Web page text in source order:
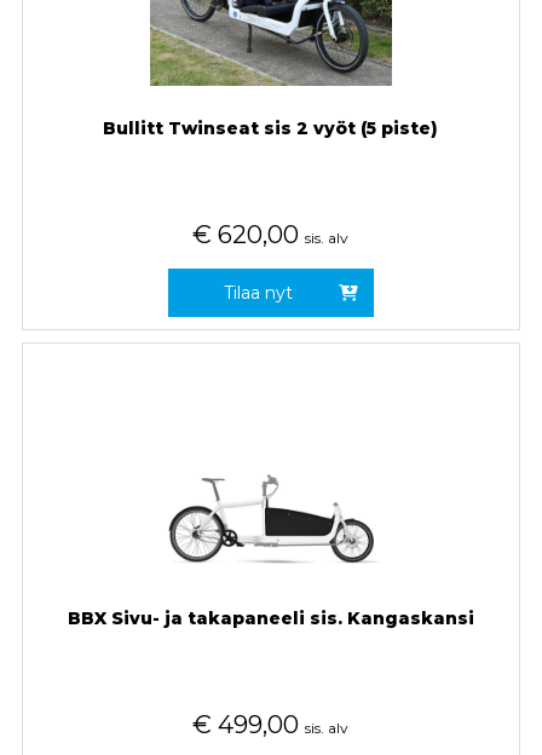
Bullitt Twinseat sis 2 vyöt (5 piste)
€ 620,00 sis. alv
Tilaa nyt
BBX Sivu- ja takapaneeli sis. Kangaskansi
€ 499,00 sis. alv